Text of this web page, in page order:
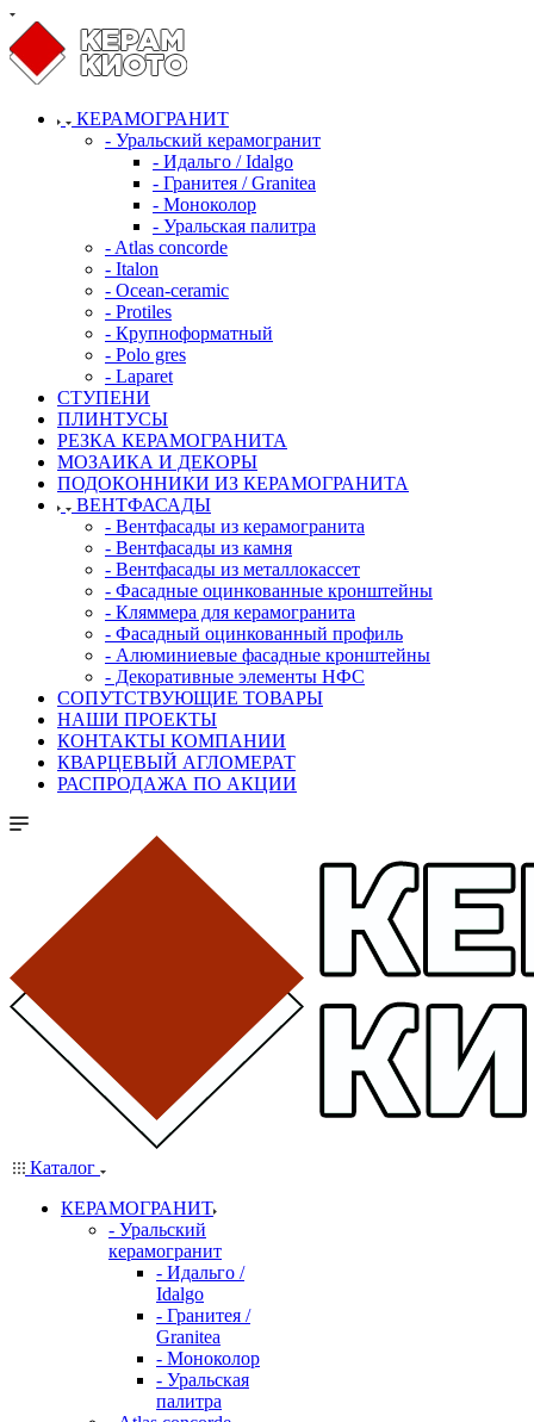
КЕРАМОГРАНИТ
- Уральский керамогранит
- Идальго / Idalgo
- Гранитея / Granitea
- Моноколор
- Уральская палитра
- Atlas concorde
- Italon
- Ocean-ceramic
- Protiles
- Крупноформатный
- Polo gres
- Laparet
СТУПЕНИ
ПЛИНТУСЫ
РЕЗКА КЕРАМОГРАНИТА
МОЗАИКА И ДЕКОРЫ
ПОДОКОННИКИ ИЗ КЕРАМОГРАНИТА
ВЕНТФАСАДЫ
- Вентфасады из керамогранита
- Вентфасады из камня
- Вентфасады из металлокассет
- Фасадные оцинкованные кронштейны
- Кляммера для керамогранита
- Фасадный оцинкованный профиль
- Алюминиевые фасадные кронштейны
- Декоративные элементы НФС
СОПУТСТВУЮЩИЕ ТОВАРЫ
НАШИ ПРОЕКТЫ
КОНТАКТЫ КОМПАНИИ
КВАРЦЕВЫЙ АГЛОМЕРАТ
РАСПРОДАЖА ПО АКЦИИ
Каталог
КЕРАМОГРАНИТ
- Уральский
керамогранит
- Идальго /
Idalgo
- Гранитея /
Granitea
- Моноколор
- Уральская
палитра